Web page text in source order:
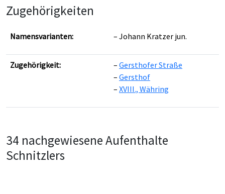
OpenStreetMap
Zugehörigkeiten
Namensvarianten: Johann Kratzer jun.
Zugehörigkeit:
Gersthofer Straße
Gersthof
XVIII., Währing
34 nachgewiesene Aufenthalte
Schnitzlers